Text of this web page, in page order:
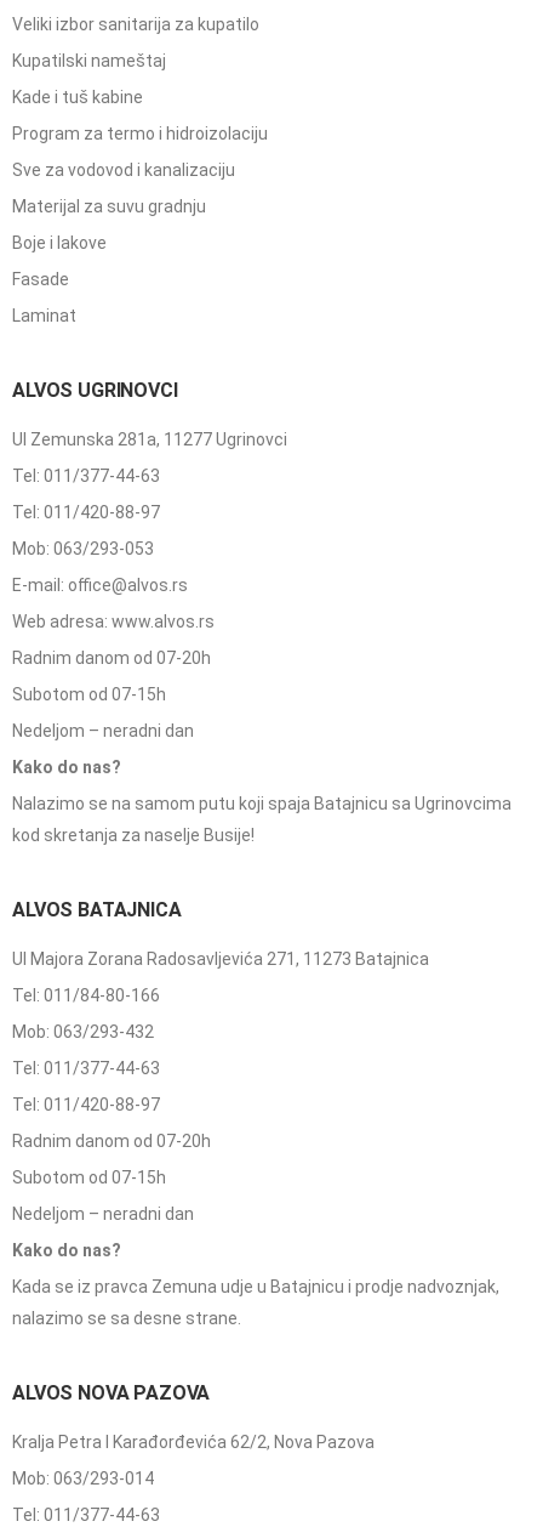
Veliki izbor sanitarija za kupatilo
Kupatilski nameštaj
Kade i tuš kabine
Program za termo i hidroizolaciju
Sve za vodovod i kanalizaciju
Materijal za suvu gradnju
Boje i lakove
Fasade
Laminat
ALVOS UGRINOVCI
Ul Zemunska 281a, 11277 Ugrinovci
Tel: 011/377-44-63
Tel: 011/420-88-97
Mob: 063/293-053
E-mail: office@alvos.rs
Web adresa: www.alvos.rs
Radnim danom od 07-20h
Subotom od 07-15h
Nedeljom – neradni dan
Kako do nas?
Nalazimo se na samom putu koji spaja Batajnicu sa Ugrinovcima
kod skretanja za naselje Busije!
ALVOS BATAJNICA
Ul Majora Zorana Radosavljevića 271, 11273 Batajnica
Tel: 011/84-80-166
Mob: 063/293-432
Tel: 011/377-44-63
Tel: 011/420-88-97
Radnim danom od 07-20h
Subotom od 07-15h
Nedeljom – neradni dan
Kako do nas?
Kada se iz pravca Zemuna udje u Batajnicu i prodje nadvoznjak,
nalazimo se sa desne strane.
ALVOS NOVA PAZOVA
Kralja Petra I Karađorđevića 62/2, Nova Pazova
Mob: 063/293-014
Tel: 011/377-44-63